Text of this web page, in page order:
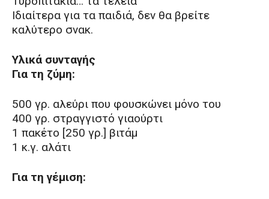
Ιδιαίτερα για τα παιδιά, δεν θα βρείτε
καλύτερο σνακ.
Υλικά συνταγής
Για τη ζύμη:
500 γρ. αλεύρι που φουσκώνει μόνο του
400 γρ. στραγγιστό γιαούρτι
1 πακέτο [250 γρ.] βιτάμ
1 κ.γ. αλάτι
Για τη γέμιση: